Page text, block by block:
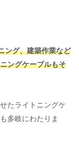
ング、建築作業など
ングケーブルもそ
たライトニングケ
多岐にわたりま